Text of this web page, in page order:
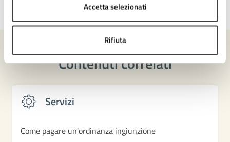
Accetta selezionati
Rifiuta
Ultimo aggiornamento:09/05/2026, 10:03
Contenuti correlati
Servizi
Come pagare un'ordinanza ingiunzione